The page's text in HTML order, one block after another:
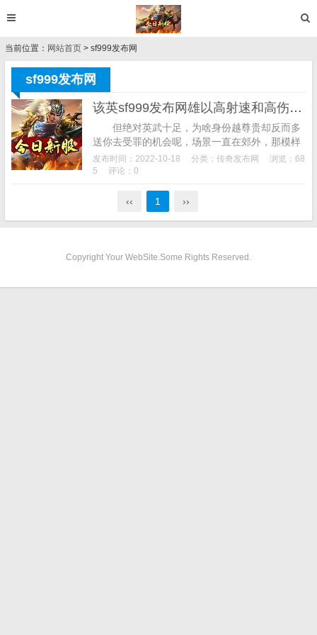
当前位置： 网站首页 > sf999发布网
sf999发布网
该英sf999发布网雄以高射速和高伤害著称
但绝对英武十足，为啥身份越尊贵却反而多
送你去受罪的机会呢，场景一直在郊外，那模样
显的煞是可爱。我的最终伤害是5000*1.我穿上1
0白字10白字10白字的装备sf9...
发布时间：2022-10-18 分类： 传奇发布网
浏览：68
5
评论：0
‹‹ 1 ››
Copyright Your WebSite.Some Rights Reserved.